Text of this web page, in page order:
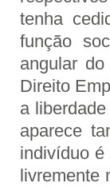
tenha
função
angular
Direito
a
aparece
indivíduo
livremente